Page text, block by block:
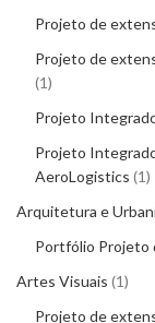
Projeto de
Projeto de
1
Projeto
Projeto
AeroLogistics 1
Arquitetura e
Portfólio Projeto
Artes Visuais 1
Projeto de